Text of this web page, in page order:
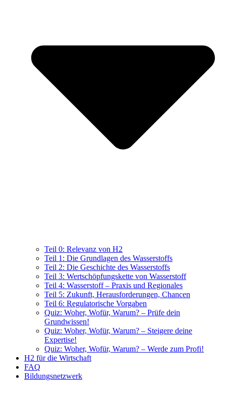
Teil 0: Relevanz von H2
Teil 1: Die Grundlagen des Wasserstoffs
Teil 2: Die Geschichte des Wasserstoffs
Teil 3: Wertschöpfungskette von Wasserstoff
Teil 4: Wasserstoff – Praxis und Regionales
Teil 5: Zukunft, Herausforderungen, Chancen
Teil 6: Regulatorische Vorgaben
Quiz: Woher, Wofür, Warum? – Prüfe dein
Grundwissen!
Quiz: Woher, Wofür, Warum? – Steigere deine
Expertise!
Quiz: Woher, Wofür, Warum? – Werde zum Profi!
H2 für die Wirtschaft
FAQ
Bildungsnetzwerk